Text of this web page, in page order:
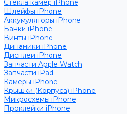
Стекла камер iPhone
Шлейфы iPhone
Аккумуляторы iPhone
Банки iPhone
Винты iPhone
Динамики iPhone
Дисплеи iPhone
Запчасти Apple Watch
Запчасти iPad
Камеры iPhone
Крышки (Корпуса) iPhone
Микросхемы iPhone
Проклейки iPhone